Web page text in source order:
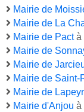
Mairie de
Mairie de La
Mairie de Pactà
Mairie de
Mairie de
Mairie de Saint-
Mairie de
Mairie d'Anjou à